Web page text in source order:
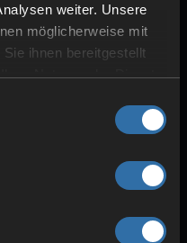
weiter. Unsere
möglicherweise mit
ihnen bereitgestellt
Nutzung der Dienste
SCHUTZ